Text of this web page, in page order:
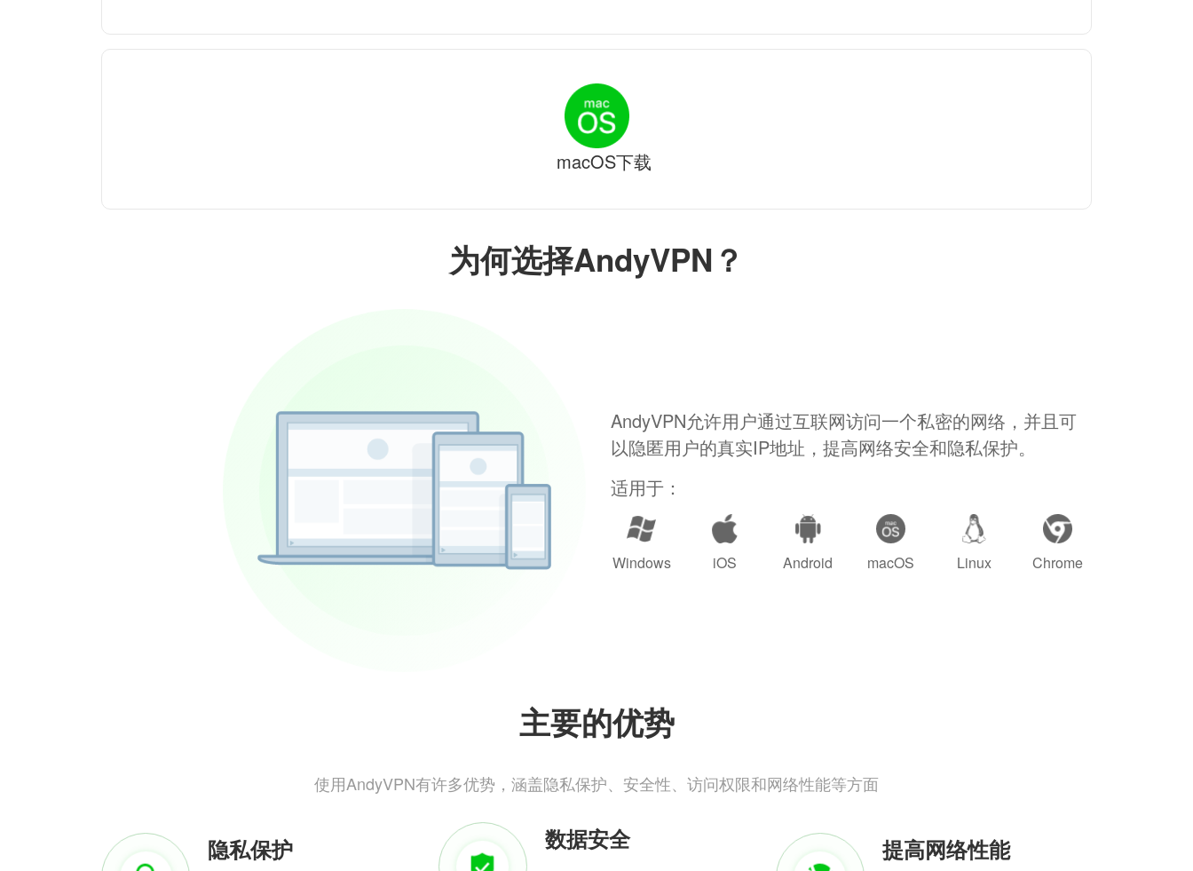
为何选择AndyVPN？
AndyVPN允许用户通过互联网访问一个私密的网络，并且可
以隐匿用户的真实IP地址，提高网络安全和隐私保护。
适用于：
Windows iOS Android macOS Linux Chrome
主要的优势
使用AndyVPN有许多优势，涵盖隐私保护、安全性、访问权限和网络性能等方面
隐私保护 数据安全 提高网络性能
macOS下载